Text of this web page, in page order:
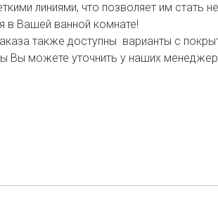
линиями, что позволяет им
в Вашей ванной комнате!
также доступны варианты с
Вы можете уточнить у наших